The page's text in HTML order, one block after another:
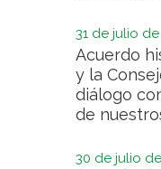
31 de julio
Acuerdo
y la
diálogo
de
30 de julio